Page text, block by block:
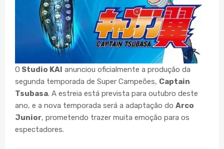
O Studio KAI anunciou oficialmente a produção da
segunda temporada de Super Campeões, Captain
Tsubasa. A estreia está prevista para outubro deste
ano, e a nova temporada será a adaptação do Arco
Junior, prometendo trazer muita emoção para os
espectadores.